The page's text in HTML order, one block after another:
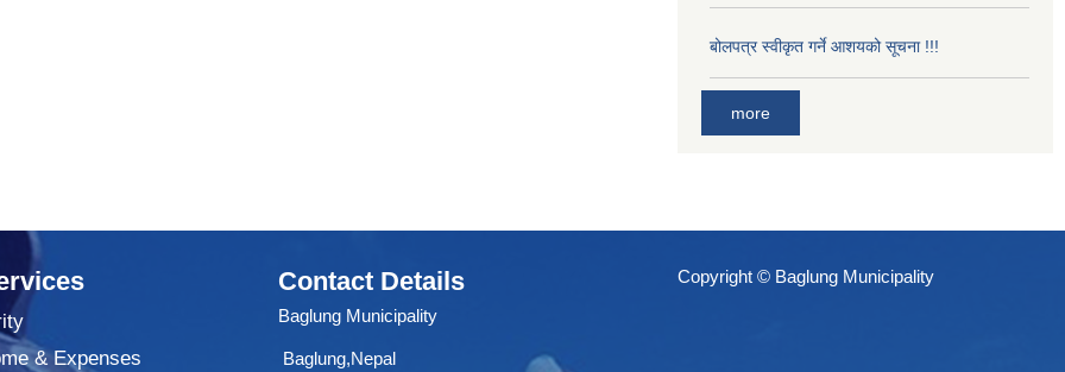
बोलपत्र स्वीकृत गर्ने आशयको सूचना !!!
more
& Expenses
Contact Details
Baglung Municipality
Baglung,Nepal
Copyright © Baglung Municipality